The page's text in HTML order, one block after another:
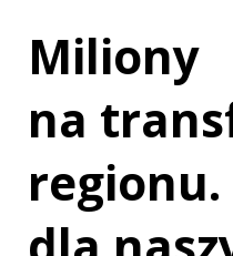
Miliony
na
regionu.